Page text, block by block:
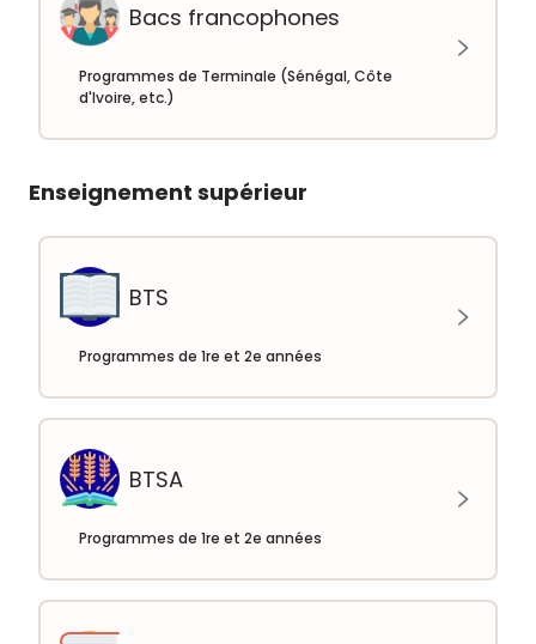
Bacs francophones
Programmes de Terminale (Sénégal, Côte
d'Ivoire, etc.)
Enseignement supérieur
BTS
Programmes de 1re et 2e années
BTSA
Programmes de 1re et 2e années